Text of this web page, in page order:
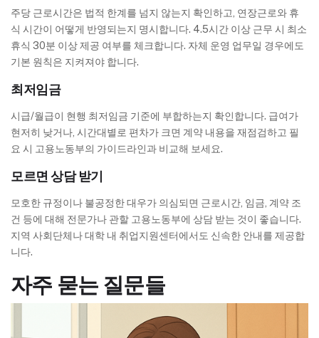
주당 근로시간은 법적 한계를 넘지 않는지 확인하고, 연장근로와 휴
식 시간이 어떻게 반영되는지 명시합니다. 4.5시간 이상 근무 시 최소
휴식 30분 이상 제공 여부를 체크합니다. 자체 운영 업무일 경우에도
기본 원칙은 지켜져야 합니다.
최저임금
시급/월급이 현행 최저임금 기준에 부합하는지 확인합니다. 급여가
현저히 낮거나, 시간대별로 편차가 크면 계약 내용을 재점검하고 필
요 시 고용노동부의 가이드라인과 비교해 보세요.
모르면 상담 받기
모호한 규정이나 불공정한 대우가 의심되면 근로시간, 임금, 계약 조
건 등에 대해 전문가나 관할 고용노동부에 상담 받는 것이 좋습니다.
지역 사회단체나 대학 내 취업지원센터에서도 신속한 안내를 제공합
니다.
자주 묻는 질문들